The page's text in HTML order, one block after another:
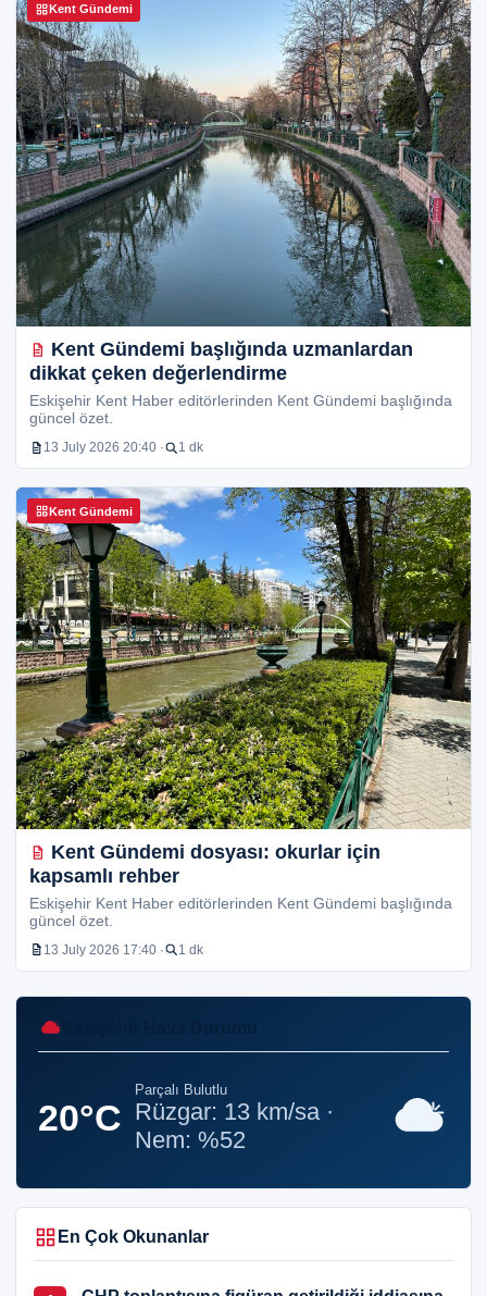
Kent Gündemi
Kent Gündemi başlığında uzmanlardan
dikkat çeken değerlendirme
Eskişehir Kent Haber editörlerinden Kent Gündemi başlığında
güncel özet.
13 July 2026 20:40 · 1 dk
Kent Gündemi
Kent Gündemi dosyası: okurlar için
kapsamlı rehber
Eskişehir Kent Haber editörlerinden Kent Gündemi başlığında
güncel özet.
13 July 2026 17:40 · 1 dk
20°C
Parçalı Bulutlu
Rüzgar: 13 km/sa ·
Nem: %52
En Çok Okunanlar